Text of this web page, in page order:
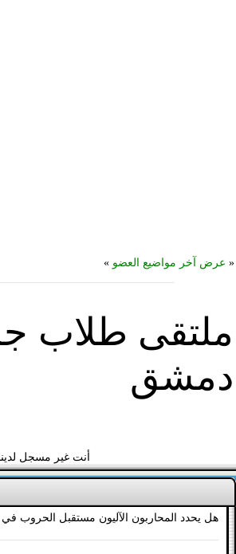
« عرض آخر مواضيع العضو »
ملتقى طلاب
دمشق
أنت غير مسجل
هل يحدد المحاربون الآليون مستقبل الحروب في